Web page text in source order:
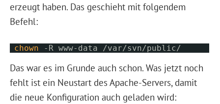
erzeugt haben. Das geschieht mit folgendem
Befehl:
chown -R www-data /var/svn/public/
Das war es im Grunde auch schon. Was jetzt noch
fehlt ist ein Neustart des Apache-Servers, damit
die neue Konfiguration auch geladen wird: